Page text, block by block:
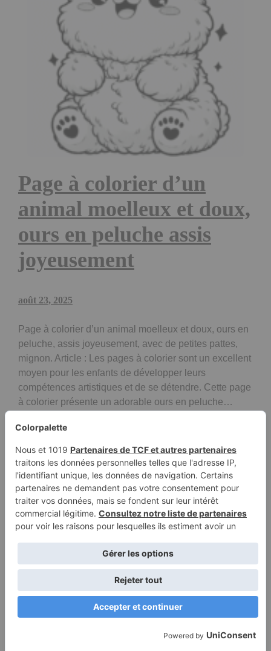
Page à colorier d’un
animal moelleux et doux,
ours en peluche assis
joyeusement
août 23, 2025
Page à colorier d’un animal moelleux et doux, ours en
peluche, assis joyeusement, avec de petites pattes,
mignon. Article : Les pages à colorier sont un excellent
moyen pour les enfants de développer leurs
compétences artistiques et de se détendre. Cette page
à colorier présente un adorable ours en peluche…